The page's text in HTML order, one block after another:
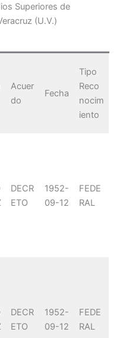
Superiores de
(U.V.)
Acuer
do
Fecha
Tipo
Reco
nocim
iento
DECR
ETO
1952-
09-12
FEDE
RAL
DECR
ETO
1952-
09-12
FEDE
RAL